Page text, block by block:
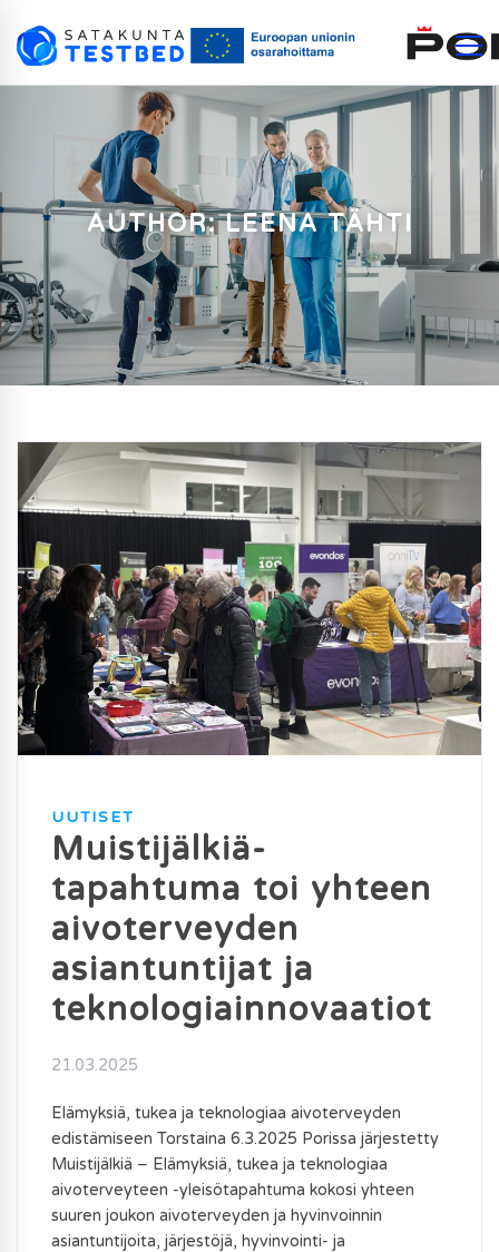
AUTHOR:LEENA TÄHTI
UUTISET
Muistijälkiä-
tapahtuma toi yhteen
aivoterveyden
asiantuntijat ja
teknologiainnovaatiot
21.03.2025
Elämyksiä, tukea ja teknologiaa aivoterveyden
edistämiseen Torstaina 6.3.2025 Porissa järjestetty
Muistijälkiä – Elämyksiä, tukea ja teknologiaa
aivoterveyteen -yleisötapahtuma kokosi yhteen
suuren joukon aivoterveyden ja hyvinvoinnin
asiantuntijoita, järjestöjä, hyvinvointi- ja